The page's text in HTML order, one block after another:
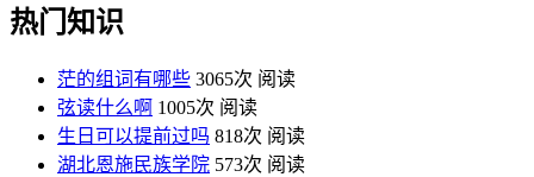
热门知识
茫的组词有哪些 3065次 阅读
弦读什么啊 1005次 阅读
生日可以提前过吗 818次 阅读
湖北恩施民族学院 573次 阅读